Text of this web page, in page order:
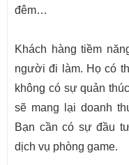
đêm…
Khách hàng tiềm
người đi làm. Họ có
không có sự quản
sẽ mang lại doanh
Bạn cần có sự đầu
dịch vụ phòng game.